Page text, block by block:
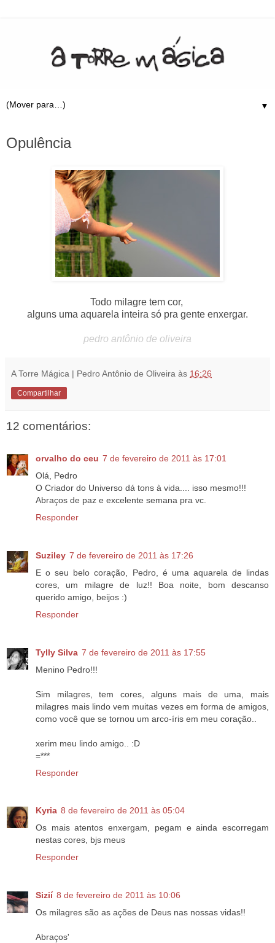
▼
Opulência
Todo milagre tem cor,
alguns uma aquarela inteira só pra gente enxergar.
pedro antônio de oliveira
A Torre Mágica | Pedro Antônio de Oliveira às 16:26
Compartilhar
12 comentários:
orvalho do ceu 7 de fevereiro de 2011 às 17:01
Olá, Pedro
O Criador do Universo dá tons à vida.... isso mesmo!!!
Abraços de paz e excelente semana pra vc.
Responder
Suziley 7 de fevereiro de 2011 às 17:26
E o seu belo coração, Pedro, é uma aquarela de lindas
cores, um milagre de luz!! Boa noite, bom descanso
querido amigo, beijos :)
Responder
Tylly Silva 7 de fevereiro de 2011 às 17:55
Menino Pedro!!!
Sim milagres, tem cores, alguns mais de uma, mais
milagres mais lindo vem muitas vezes em forma de amigos,
como você que se tornou um arco-íris em meu coração..
xerim meu lindo amigo.. :D
=***
Responder
Kyria 8 de fevereiro de 2011 às 05:04
Os mais atentos enxergam, pegam e ainda escorregam
nestas cores, bjs meus
Responder
Sizií 8 de fevereiro de 2011 às 10:06
Os milagres são as ações de Deus nas nossas vidas!!
Abraços'